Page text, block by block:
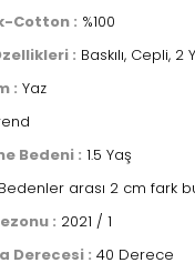
Cotton : %100
: Baskılı, Cepli,
: Yaz
Bedeni : 1.5 Yaş
Bedenler arası 2 cm fark
: 2021 / 1
Derecesi : 40 Derece